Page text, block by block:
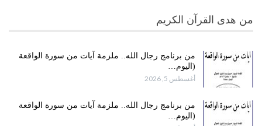
من هدى القرآن الكريم
من برنامج رجال الله.. ملزمة آيات من سورة الواقعة
(اليوم…
أغسطس 5, 2026
من برنامج رجال الله.. ملزمة آيات من سورة الواقعة
(اليوم…